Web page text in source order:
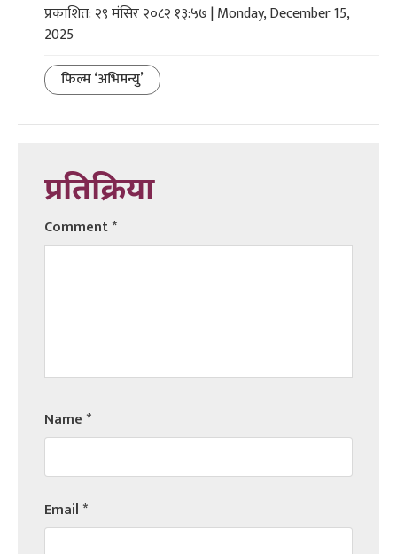
प्रकाशित: २९ मंसिर २०८२ १३:५७ | Monday, December 15,
2025
फिल्म ‘अभिमन्यु’
प्रतिक्रिया
Comment*
Name*
Email*